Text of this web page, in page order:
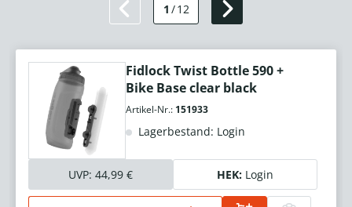
1 /12
Fidlock Twist Bottle 590 +
Bike Base clear black
Artikel-Nr.: 151933
Lagerbestand: Login
UVP: 44,99 € HEK: Login